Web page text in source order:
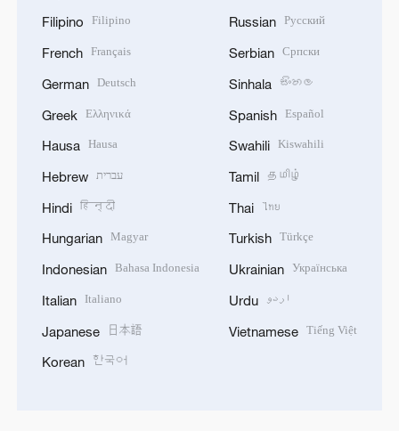
Filipino Filipino
French Français
German Deutsch
Greek Ελληνικά
Hausa Hausa
Hebrew עברית
Hindi हिन्दी
Hungarian Magyar
Indonesian Bahasa Indonesia
Italian Italiano
Japanese 日本語
Korean 한국어
Russian Русский
Serbian Српски
Sinhala සිංහල
Spanish Español
Swahili Kiswahili
Tamil தமிழ்
Thai ไทย
Turkish Türkçe
Ukrainian Українська
Urdu اردو
Vietnamese Tiếng Việt